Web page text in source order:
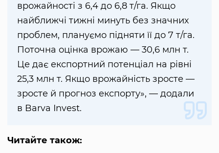
врожайності з 6,4 до 6,8 т/га. Якщо
найближчі тижні минуть без значних
проблем, плануємо підняти її до 7 т/га.
Поточна оцінка врожаю — 30,6 млн т.
Це дає експортний потенціал на рівні
25,3 млн т. Якщо врожайність зросте —
зросте й прогноз експорту», — додали
в Barva Invest.
Читайте також: